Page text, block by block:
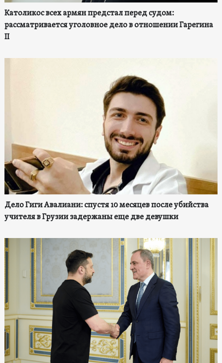
Католикос всех армян предстал перед судом:
рассматривается уголовное дело в отношении Гарегина
II
Дело Гиги Авалиани: спустя 10 месяцев после убийства
учителя в Грузии задержаны еще две девушки